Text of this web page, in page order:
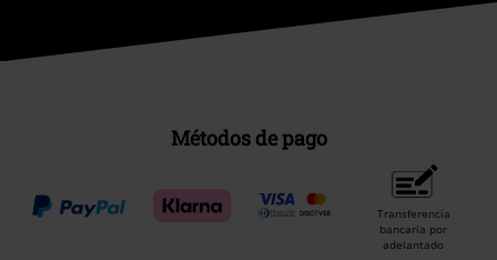
Métodos de pago
Transferencia
bancaria por
adelantado